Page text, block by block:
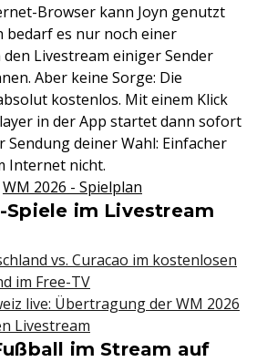
Browser kann Joyn genutzt
bedarf es nur noch einer
Livestream einiger Sender
Aber keine Sorge: Die
kostenlos. Mit einem Klick
in der App startet dann sofort
Sendung deiner Wahl: Einfacher
Internet nicht.
WM 2026 - Spielplan
Spiele im Livestream
vs. Curacao im kostenlosen
im Free-TV
live: Übertragung der WM 2026
Livestream
im Stream auf